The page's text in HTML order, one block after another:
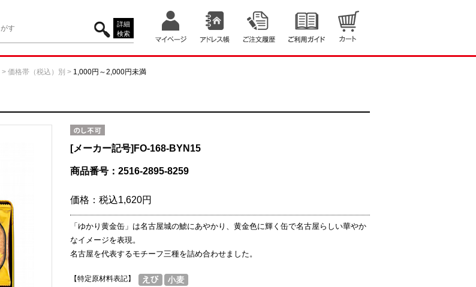
詳細
検索
> 価格帯（税込）別 > 1,000円～2,000円未満
[メーカー記号] FO-168-BYN15
商品番号：2516-2895-8259
価格： 税込1,620円
「ゆかり黄金缶」は名古屋城の鯱にあやかり、黄金色に輝く缶で名古屋らしい華やか
なイメージを表現。
名古屋を代表するモチーフ三種を詰め合わせました。
【特定原材料表記】